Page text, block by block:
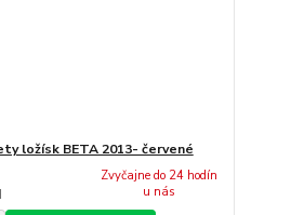
ložísk BETA 2013- červené
Zvyčajne do 24 hodín
u nás